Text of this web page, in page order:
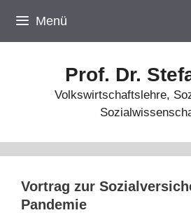
Inhalt
springen
Menü
Prof. Dr.
Volkswirtschaftslehre,
Vortrag zur
Pandemie